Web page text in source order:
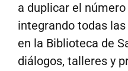
a duplicar el
integrando todas
en la Biblioteca de
diálogos, talleres y